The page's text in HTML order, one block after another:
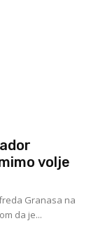
volje
Granasa na
da je...